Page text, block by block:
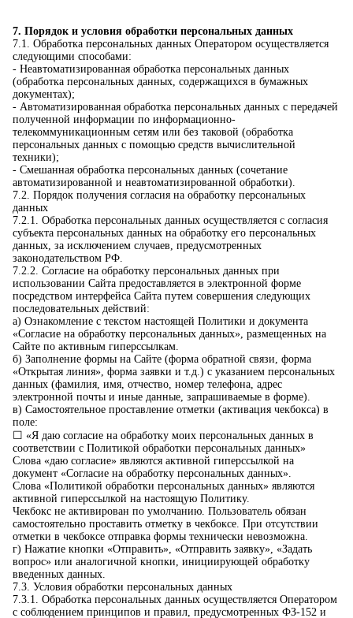
7. Порядок и условия обработки персональных данных
7.1. Обработка персональных данных Оператором осуществляется
следующими способами:
- Неавтоматизированная обработка персональных данных
(обработка персональных данных, содержащихся в бумажных
документах);
- Автоматизированная обработка персональных данных с передачей
полученной информации по информационно-
телекоммуникационным сетям или без таковой (обработка
персональных данных с помощью средств вычислительной
техники);
- Смешанная обработка персональных данных (сочетание
автоматизированной и неавтоматизированной обработки).
7.2. Порядок получения согласия на обработку персональных
данных
7.2.1. Обработка персональных данных осуществляется с согласия
субъекта персональных данных на обработку его персональных
данных, за исключением случаев, предусмотренных
законодательством РФ.
7.2.2. Согласие на обработку персональных данных при
использовании Сайта предоставляется в электронной форме
посредством интерфейса Сайта путем совершения следующих
последовательных действий:
а) Ознакомление с текстом настоящей Политики и документа
«Согласие на обработку персональных данных», размещенных на
Сайте по активным гиперссылкам.
б) Заполнение формы на Сайте (форма обратной связи, форма
«Открытая линия», форма заявки и т.д.) с указанием персональных
данных (фамилия, имя, отчество, номер телефона, адрес
электронной почты и иные данные, запрашиваемые в форме).
в) Самостоятельное проставление отметки (активация чекбокса) в
поле:
☐ «Я даю согласие на обработку моих персональных данных в
соответствии с Политикой обработки персональных данных»
Слова «даю согласие» являются активной гиперссылкой на
документ «Согласие на обработку персональных данных».
Слова «Политикой обработки персональных данных» являются
активной гиперссылкой на настоящую Политику.
Чекбокс не активирован по умолчанию. Пользователь обязан
самостоятельно проставить отметку в чекбоксе. При отсутствии
отметки в чекбоксе отправка формы технически невозможна.
г) Нажатие кнопки «Отправить», «Отправить заявку», «Задать
вопрос» или аналогичной кнопки, инициирующей обработку
введенных данных.
7.3. Условия обработки персональных данных
7.3.1. Обработка персональных данных осуществляется Оператором
с соблюдением принципов и правил, предусмотренных ФЗ-152 и